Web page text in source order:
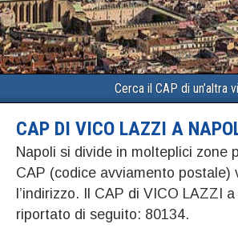
Cerca il CAP di un’altra
CAP DI VICO LAZZI A
Napoli si divide in molteplici zone
CAP (codice avviamento postale)
l’indirizzo. Il CAP di VICO LAZZI
riportato di seguito: 80134.